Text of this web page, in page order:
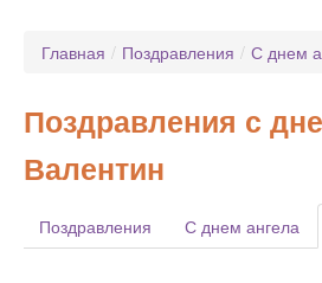
Главная / Поздравления / С днем
Поздравления с
Валентин
Поздравления С днем ангела